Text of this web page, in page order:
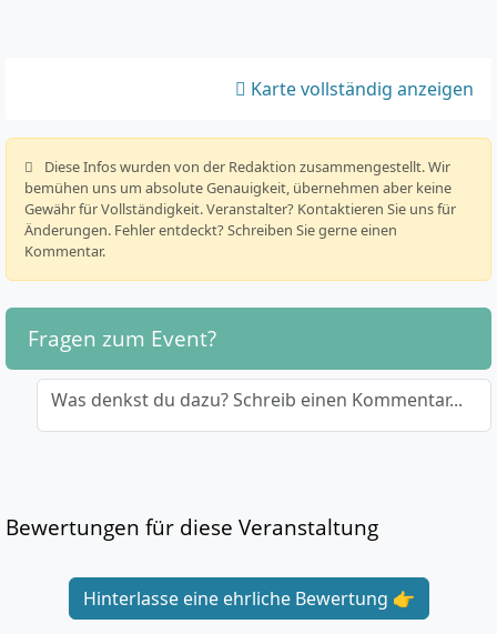
Karte vollständig anzeigen
️ Diese Infos wurden von der Redaktion zusammengestellt. Wir
bemühen uns um absolute Genauigkeit, übernehmen aber keine
Gewähr für Vollständigkeit. Veranstalter? Kontaktieren Sie uns für
Änderungen. Fehler entdeckt? Schreiben Sie gerne einen
Kommentar.
Fragen zum Event?
Was denkst du dazu? Schreib einen Kommentar...
Bewertungen für diese Veranstaltung
Hinterlasse eine ehrliche Bewertung 👉